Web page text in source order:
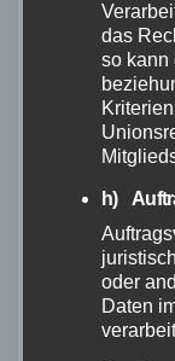
Vorteile
Schnelle
Montage
das
so kann
h)
oder
Daten